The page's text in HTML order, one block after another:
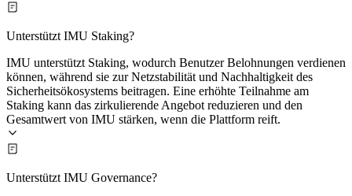
Unterstützt IMU Staking?
IMU unterstützt Staking, wodurch Benutzer Belohnungen verdienen
können, während sie zur Netzstabilität und Nachhaltigkeit des
Sicherheitsökosystems beitragen. Eine erhöhte Teilnahme am
Staking kann das zirkulierende Angebot reduzieren und den
Gesamtwert von IMU stärken, wenn die Plattform reift.
Unterstützt IMU Governance?